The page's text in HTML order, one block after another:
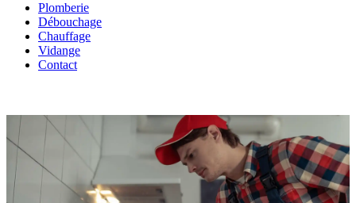
Plomberie
Débouchage
Chauffage
Vidange
Contact